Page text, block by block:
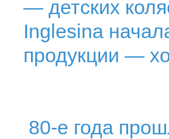
— детских
Inglesina
продукции —
80-е года